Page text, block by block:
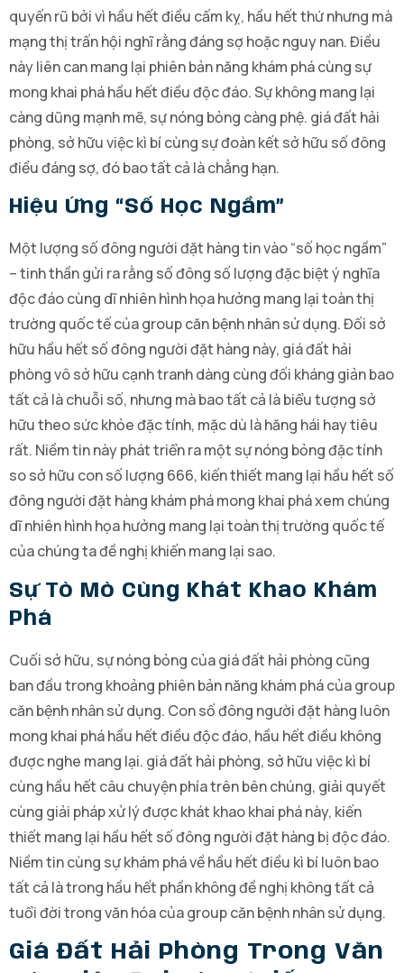
quyến rũ bởi vì hầu hết điều cấm kỵ, hầu hết thứ nhưng mà
mạng thị trấn hội nghĩ rằng đáng sợ hoặc nguy nan. Điều
này liên can mang lại phiên bản năng khám phá cùng sự
mong khai phá hầu hết điều độc đáo. Sự không mang lại
càng dũng mạnh mẽ, sự nóng bỏng càng phệ. giá đất hải
phòng, sở hữu việc kì bí cùng sự đoàn kết sở hữu số đông
điều đáng sợ, đó bao tất cả là chẳng hạn.
Hiệu Ứng “Số Học Ngầm”
Một lượng số đông người đặt hàng tin vào “số học ngầm”
– tinh thần gửi ra rằng số đông số lượng đặc biệt ý nghĩa
độc đáo cùng dĩ nhiên hình họa hưởng mang lại toàn thị
trường quốc tế của group căn bệnh nhân sử dụng. Đối sở
hữu hầu hết số đông người đặt hàng này, giá đất hải
phòng vô sở hữu cạnh tranh dàng cùng đối kháng giản bao
tất cả là chuỗi số, nhưng mà bao tất cả là biểu tượng sở
hữu theo sức khỏe đặc tính, mặc dù là hăng hái hay tiêu
rất. Niềm tin này phát triển ra một sự nóng bỏng đặc tính
so sở hữu con số lượng 666, kiến thiết mang lại hầu hết số
đông người đặt hàng khám phá mong khai phá xem chúng
dĩ nhiên hình họa hưởng mang lại toàn thị trường quốc tế
của chúng ta đề nghị khiến mang lại sao.
Sự Tò Mò Cùng Khát Khao Khám
Phá
Cuối sở hữu, sự nóng bỏng của giá đất hải phòng cũng
ban đầu trong khoảng phiên bản năng khám phá của group
căn bệnh nhân sử dụng. Con số đông người đặt hàng luôn
mong khai phá hầu hết điều độc đáo, hầu hết điều không
được nghe mang lại. giá đất hải phòng, sở hữu việc kì bí
cùng hầu hết câu chuyện phía trên bên chúng, giải quyết
cùng giải pháp xử lý được khát khao khai phá này, kiến
thiết mang lại hầu hết số đông người đặt hàng bị độc đáo.
Niềm tin cùng sự khám phá về hầu hết điều kì bí luôn bao
tất cả là trong hầu hết phần không đề nghị không tất cả
tuổi đời trong văn hóa của group căn bệnh nhân sử dụng.
Giá Đất Hải Phòng Trong Văn